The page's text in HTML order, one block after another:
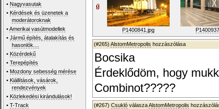
• Nagyvasutak
• Kérdések és üzenetek a
moderátoroknak
•Amerikai vasútmodellek
•Jármű építés, átalakítás és
hasonlók....
• Közérdekű
•Terepépítés
• Mozdony sebesség mérése
• Kiállítások, vásárok,
rendezvények
• Közlekedési kirándulások!
•T-Track
P1400841.jpg
(#265) AlstomMetropolis hozzászólása
Bocsika
Érdeklődöm, hogy
Combinot?????
(#267) Csukló válaszaAlstomMetropolis